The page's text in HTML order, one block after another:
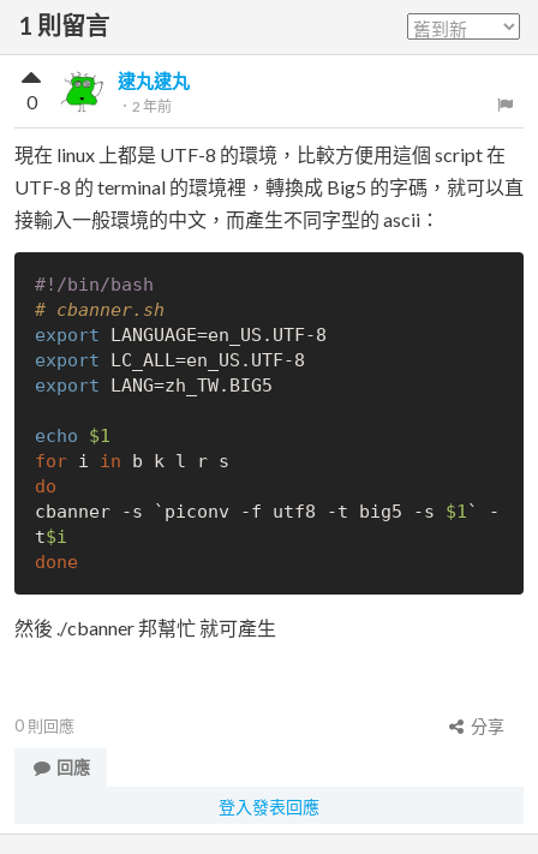
1 則留言
逮丸逮丸
． 2 年前
0
現在 linux 上都是 UTF-8 的環境，比較方便用這個 script 在
UTF-8 的 terminal 的環境裡，轉換成 Big5 的字碼，就可以直
接輸入一般環境的中文，而產生不同字型的 ascii：
#!/bin/bash
# cbanner.sh
export
export
export LANG=zh_TW.BIG5
echo
$1
for i in
do
cbanner -s `piconv -f utf8 -t big5 -s $1` -
t$i
done
然後 ./cbanner 邦幫忙 就可產生
0 則回應
分享
回應
登入發表回應